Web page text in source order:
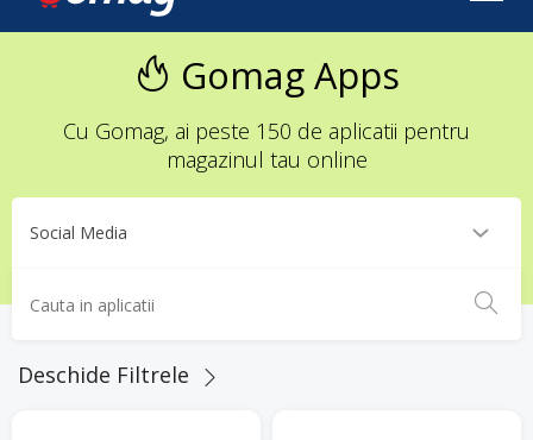
Gomag Apps
Cu Gomag, ai peste 150 de aplicatii pentru
magazinul tau online
Deschide Filtrele